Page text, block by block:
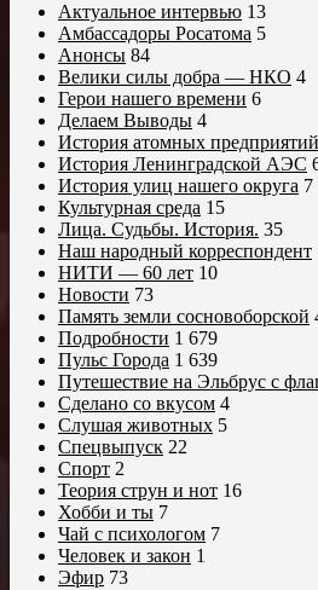
Актуальное интервью 13
Амбассадоры Росатома 5
Анонсы 84
Велики силы добра — НКО 4
Герои нашего времени 6
Делаем Выводы 4
История атомных предприятий
История Ленинградской АЭС
История улиц нашего округа 7
Культурная среда 15
Лица. Судьбы. История. 35
Наш народный корреспондент
НИТИ — 60 лет 10
Новости 73
Память земли сосновоборской
Подробности 1 679
Пульс Города 1 639
Путешествие на Эльбрус с
Сделано со вкусом 4
Слушая животных 5
Спецвыпуск 22
Спорт 2
Теория струн и нот 16
Хобби и ты 7
Чай с психологом 7
Человек и закон 1
Эфир 73